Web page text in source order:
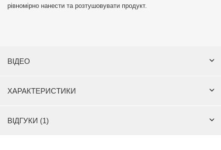
рівномірно нанести та розтушовувати продукт.
ВІДЕО
ХАРАКТЕРИСТИКИ
ВІДГУКИ (1)